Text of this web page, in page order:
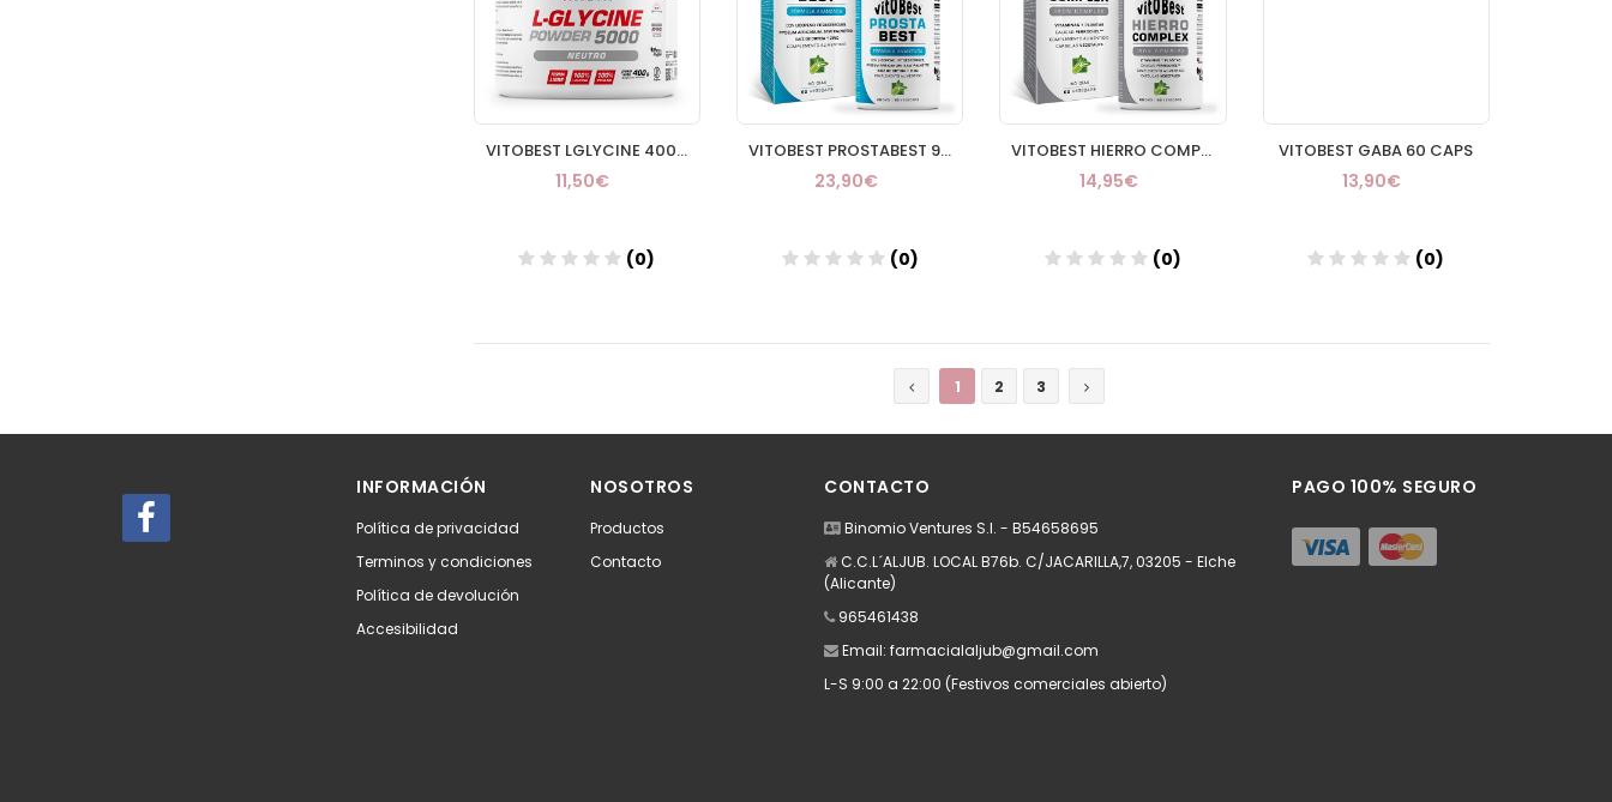
VITOBEST LGLYCINE 400G
11,50€
(0)
VITOBEST PROSTABEST 90 CAPS
23,90€
(0)
VITOBEST HIERRO COMPLEX 60 CAPS
14,95€
(0)
VITOBEST GABA 60 CAPS
13,90€
(0)
1
2 3
INFORMACIÓN
Política de privacidad
Terminos y condiciones
Política de devolución
Accesibilidad
NOSOTROS
Productos
Contacto
CONTACTO
Binomio Ventures S.l. - B54658695
C.C.L´ALJUB. LOCAL B76b. C/JACARILLA,7, 03205 - Elche
(Alicante)
965461438
Email: farmacialaljub@gmail.com
L-S 9:00 a 22:00 (Festivos comerciales abierto)
PAGO 100% SEGURO